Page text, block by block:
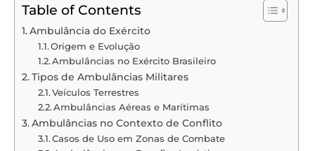
Table of Contents
Ambulância do Exército
Origem e Evolução
Ambulâncias no Exército Brasileiro
Tipos de Ambulâncias Militares
Veículos Terrestres
Ambulâncias Aéreas e Marítimas
Ambulâncias no Contexto de Conflito
Casos de Uso em Zonas de Combate